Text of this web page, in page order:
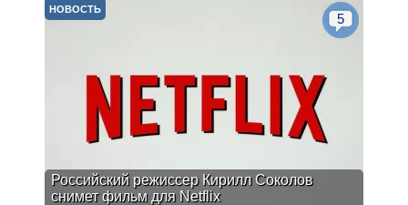
Российский режиссер Кирилл Соколов
снимет фильм для Netflix
НОВОСТЬ
5